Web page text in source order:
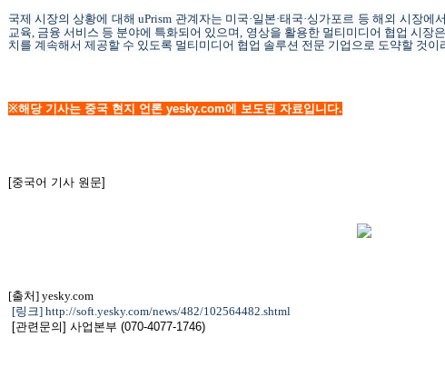
국제 시장의 상황에 대해uPrism 관계자는 미국·일본·태국·싱가포르 등 해외 시장에서
교육, 금융 서비스 등 분야에 특화되어 있으며, 영상을 활용한 멀티미디어 협업 시장
치를 계속해서 제공할 수 있도록 멀티미디어 협업 솔루션 전문 기업으로 도약할 것이
※해당 기사는 중국 현지 언론 yesky.com에 보도된 자료입니다.
[중국어 기사 원문]
[출처] yesky.com
[링크]http://soft.yesky.com/news/482/102564482.shtml
[관련문의] 사업본부 (070-4077-1746)